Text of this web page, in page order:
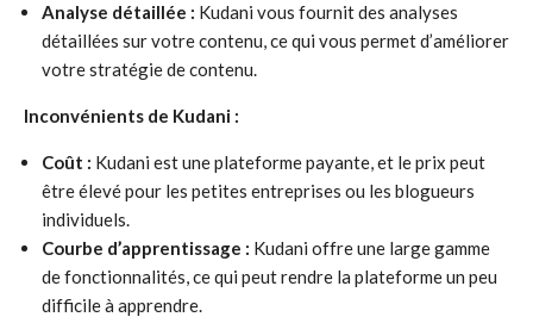
Analyse détaillée : Kudani vous fournit des analyses
détaillées sur votre contenu, ce qui vous permet d’améliorer
votre stratégie de contenu.
Inconvénients de Kudani :
Coût : Kudani est une plateforme payante, et le prix peut
être élevé pour les petites entreprises ou les blogueurs
individuels.
Courbe d’apprentissage : Kudani offre une large gamme
de fonctionnalités, ce qui peut rendre la plateforme un peu
difficile à apprendre.